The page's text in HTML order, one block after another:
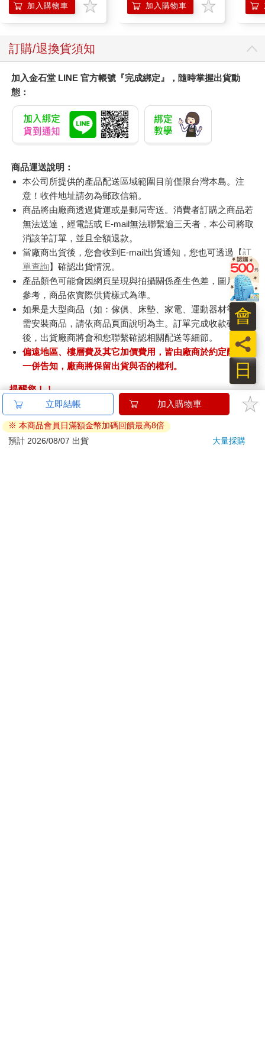
加入購物車 加入購物車
訂購/退換貨須知
加入金石堂 LINE 官方帳號『完成綁定』，隨時掌握出貨動
態：
商品運送說明：
本公司所提供的產品配送區域範圍目前僅限台灣本島。注
意！收件地址請勿為郵政信箱。
商品將由廠商透過貨運或是郵局寄送。消費者訂購之商品若
無法送達，經電話或 E-mail無法聯繫逾三天者，本公司將取
消該筆訂單，並且全額退款。
當廠商出貨後，您會收到E-mail出貨通知，您也可透過【訂
單查詢】確認出貨情況。
產品顏色可能會因網頁呈現與拍攝關係產生色差，圖片僅供
參考，商品依實際供貨樣式為準。
如果是大型商品（如：傢俱、床墊、家電、運動器材等）及
需安裝商品，請依商品頁面說明為主。訂單完成收款確認
後，出貨廠商將會和您聯繫確認相關配送等細節。
偏遠地區、樓層費及其它加價費用，皆由廠商於約定配送時
一併告知，廠商將保留出貨與否的權利。
提醒您！！
金石堂及銀行均不會請您操作ATM! 如接獲電話要求您前往
ATM提款機，請不要聽從指示，以免受騙上當！
退換貨須知：
立即結帳 加入購物車
※ 本商品會員日滿額金幣加碼回饋最高8倍
預計 2026/08/07 出貨
大量採購
日
員
會